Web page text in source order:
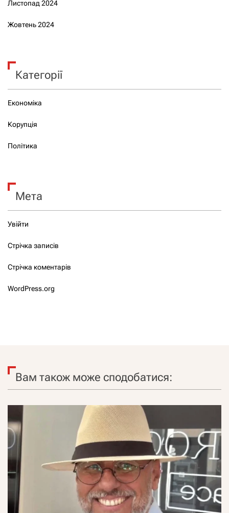
Листопад 2024
Жовтень 2024
Категорії
Економіка
Корупція
Політика
Мета
Увійти
Стрічка записів
Стрічка коментарів
WordPress.org
Вам також може сподобатися: